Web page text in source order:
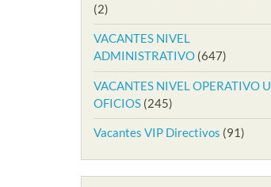
(2)
VACANTES NIVEL
ADMINISTRATIVO (647)
VACANTES NIVEL OPERATIVO U
OFICIOS (245)
Vacantes VIP Directivos (91)